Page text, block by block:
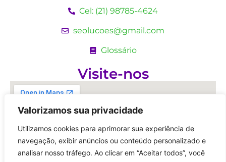
Valorizamos sua privacidade
Utilizamos cookies para aprimorar sua experiência de
navegação, exibir anúncios ou conteúdo personalizado e
analisar nosso tráfego. Ao clicar em “Aceitar todos”, você
Cel: (21) 98785-4624
seolucoes@gmail.com
Glossário
Visite-nos